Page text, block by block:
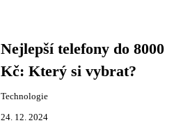
Nejlepší telefony do 8000
Kč: Který si vybrat?
Technologie
24. 12. 2024